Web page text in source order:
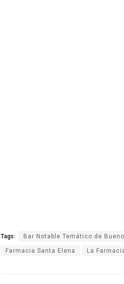
Tags: Bar Notable Temático de
Farmacia Santa Elena La